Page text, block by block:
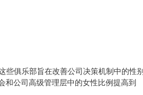
些俱乐部旨在改善公司决策机制中的性别
和公司高级管理层中的女性比例提高到